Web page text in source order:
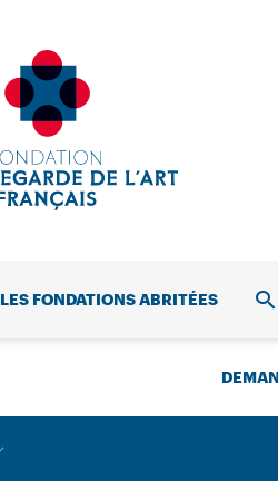
LES FONDATIONS ABRITÉES